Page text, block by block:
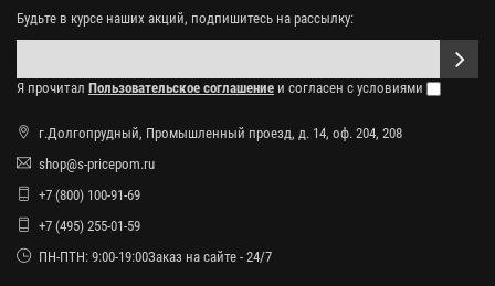
Будьте в курсе наших акций, подпишитесь на рассылку:
Я прочитал Пользовательское соглашение и согласен с условиями
г.Долгопрудный, Промышленный проезд, д. 14, оф. 204, 208
shop@s-pricepom.ru
+7 (800) 100-91-69
+7 (495) 255-01-59
ПН-ПТН: 9:00-19:00Заказ на сайте - 24/7